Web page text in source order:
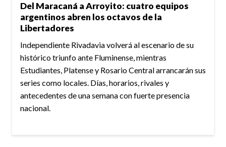
Del Maracaná a Arroyito: cuatro equipos
argentinos abren los octavos de la
Libertadores
Independiente Rivadavia volverá al escenario de su
histórico triunfo ante Fluminense, mientras
Estudiantes, Platense y Rosario Central arrancarán sus
series como locales. Días, horarios, rivales y
antecedentes de una semana con fuerte presencia
nacional.